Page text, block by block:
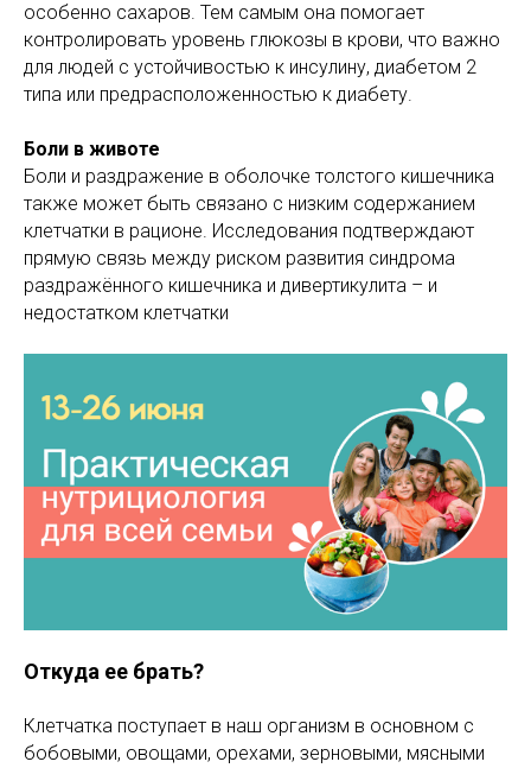
особенно сахаров. Тем самым она помогает
контролировать уровень глюкозы в крови, что важно
для людей с устойчивостью к инсулину, диабетом 2
типа или предрасположенностью к диабету.
Боли в животе
Боли и раздражение в оболочке толстого кишечника
также может быть связано с низким содержанием
клетчатки в рационе. Исследования подтверждают
прямую связь между риском развития синдрома
раздражённого кишечника и дивертикулита – и
недостатком клетчатки
Откуда ее брать?
Клетчатка поступает в наш организм в основном с
бобовыми, овощами, орехами, зерновыми, мясными